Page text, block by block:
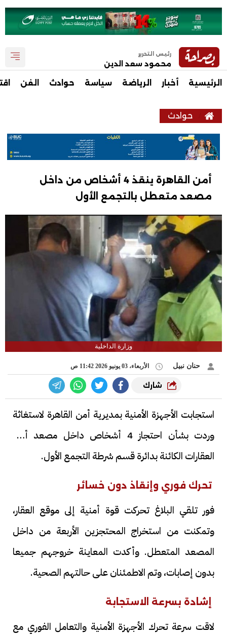
رئيس التحرير
محمود سعد الدين
الرئيسية أخبار الرياضة سياسة حوادث الفن
حوادث
أمن القاهرة ينقذ 4 أشخاص من داخل
مصعد متعطل بالتجمع الأول
وزارة الداخلية
حنان نبيل الأربعاء، 03 يونيو 2026 11:42 ص
شارك
استجابت الأجهزة الأمنية بمديرية أمن القاهرة لاستغاثة
وردت بشأن احتجاز 4 أشخاص داخل مصعد أحد
العقارات الكائنة بدائرة قسم شرطة التجمع الأول.
تحرك فوري وإنقاذ دون خسائر
فور تلقي البلاغ تحركت قوة أمنية إلى موقع العقار،
وتمكنت من استخراج المحتجزين الأربعة من داخل
المصعد المتعطل. وأكدت المعاينة خروجهم جميعا
بدون إصابات، وتم الاطمئنان على حالتهم الصحية.
إشادة بسرعة الاستجابة
لاقت سرعة تحرك الأجهزة الأمنية والتعامل الفوري مع